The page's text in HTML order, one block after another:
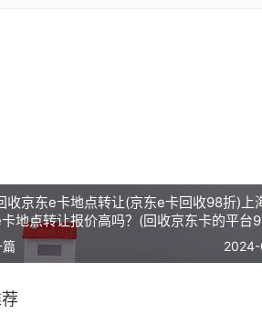
收京东e卡地点转让(京东e卡回收98折)上
地点转让报价高吗？(回收京东卡的平台
篇